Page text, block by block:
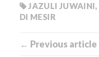
JAZULI JUWAINI,
DI MESIR
← Previous article